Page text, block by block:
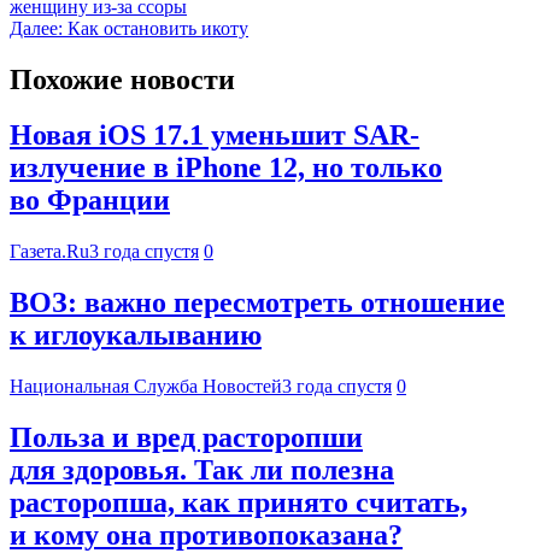
женщину из-за ссоры
Далее: Как остановить икоту
Похожие новости
Новая iOS 17.1 уменьшит SAR-
излучение в iPhone 12, но только
во Франции
Газета.Ru3 года спустя 0
ВОЗ: важно пересмотреть отношение
к иглоукалыванию
Национальная Служба Новостей3 года спустя 0
Польза и вред расторопши
для здоровья. Так ли полезна
расторопша, как принято считать,
и кому она противопоказана?